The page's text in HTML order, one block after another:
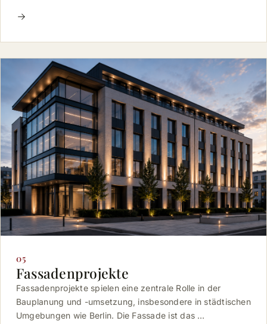
05
Fassadenprojekte
Fassadenprojekte spielen eine zentrale Rolle in der
Bauplanung und -umsetzung, insbesondere in städtischen
Umgebungen wie Berlin. Die Fassade ist das …